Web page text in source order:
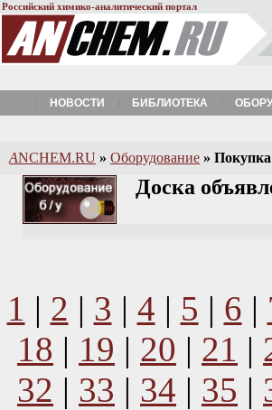
Российский химико-аналитический портал
НОВОСТИ БИБЛИОТЕКА
ANCHEM.RU » Оборудование »
Доска
1 | 2 | 3 | 4 | 5 | 6 |
18 | 19 | 20 | 21 |
32 | 33 | 34 | 35 |